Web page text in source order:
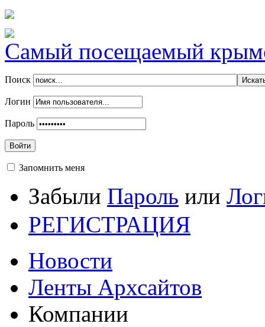
Самый посещаемый
Поиск
Логин
Пароль
Войти
Запомнить меня
Забыли Пароль или
РЕГИСТРАЦИЯ
Новости
Ленты Архсайтов
Компании